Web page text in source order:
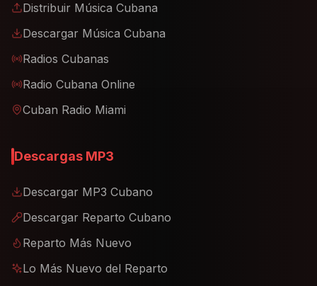
Distribuir Música Cubana
Descargar Música Cubana
Radios Cubanas
Radio Cubana Online
Cuban Radio Miami
Descargas MP3
Descargar MP3 Cubano
Descargar Reparto Cubano
Reparto Más Nuevo
Lo Más Nuevo del Reparto